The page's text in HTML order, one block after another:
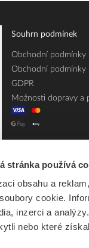
stránka používá
obsahu a
cookie.
inzerci a
nebo které
Souhrn podmínek
Obchodní podmínky
Obchodní podmínky
GDPR
Možnosti dopravy a